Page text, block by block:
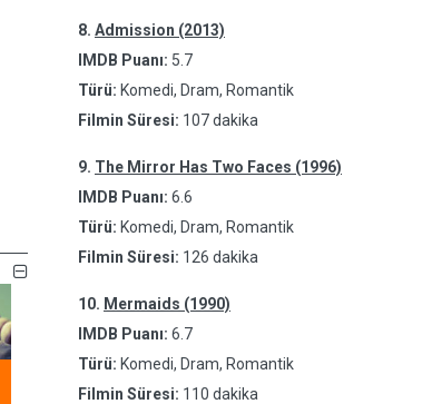
8. Admission (2013)
IMDB Puanı: 5.7
Türü: Komedi, Dram, Romantik
Filmin Süresi: 107 dakika
9. The Mirror Has Two Faces (1996)
IMDB Puanı: 6.6
Türü: Komedi, Dram, Romantik
Filmin Süresi: 126 dakika
10. Mermaids (1990)
IMDB Puanı: 6.7
Türü: Komedi, Dram, Romantik
Filmin Süresi: 110 dakika